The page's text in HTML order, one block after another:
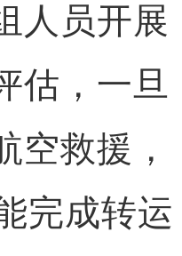
人员开展
估，一旦
空救援，
完成转运